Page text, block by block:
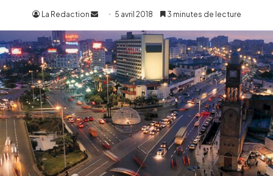
La Redaction
Envoyer
un
courriel
5 avril 2018 3 minutes de lecture